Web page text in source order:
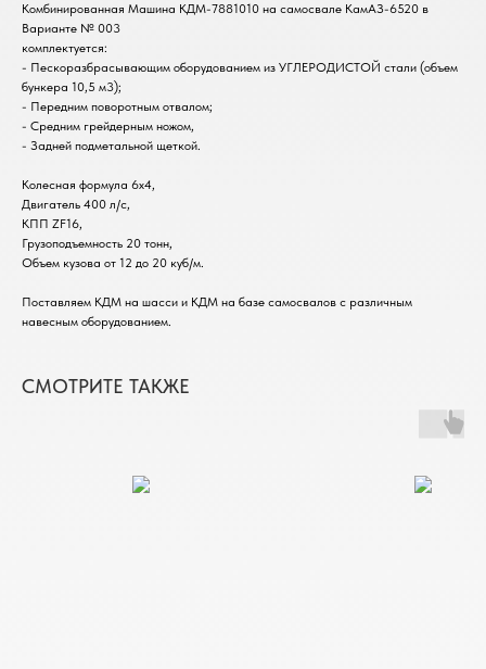
Комбинированная Машина КДМ-7881010 на самосвале КамАЗ-6520 в
Варианте № 003
комплектуется:
- Пескоразбрасывающим оборудованием из УГЛЕРОДИСТОЙ стали (объем
бункера 10,5 м3);
- Передним поворотным отвалом;
- Средним грейдерным ножом,
- Задней подметальной щеткой.
Колесная формула 6х4,
Двигатель 400 л/с,
КПП ZF16,
Грузоподъемность 20 тонн,
Объем кузова от 12 до 20 куб/м.
Поставляем КДМ на шасси и КДМ на базе самосвалов с различным
навесным оборудованием.
СМОТРИТЕ ТАКЖЕ